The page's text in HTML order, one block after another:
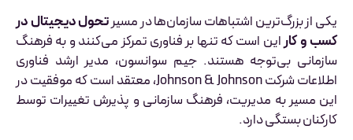
یکی از بزرگ‌ترین اشتباهات سازمان‌ها در مسیرتحول دیجیتال در
کسب و کاراین است که تنها بر فناوری تمرکز می‌کنند و به فرهنگ
سازمانی بی‌توجه هستند. جیم سوانسون، مدیر ارشد فناوری
اطلاعات شرکت Johnson & Johnson، معتقد است که موفقیت در
این مسیر به مدیریت، فرهنگ سازمانی و پذیرش تغییرات توسط
کارکنان بستگی دارد.